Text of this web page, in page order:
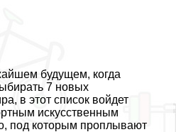
будущем, когда
7 новых
в этот список войдет
искусственным
под которым проплывают